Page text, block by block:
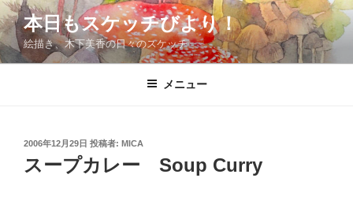
コ
ン
テ
ン
本日もスケッチびより！
絵描き、木下美香の日々のスケッチ
メニュー
投
稿
日:
2006年12月29日 投稿者: MICA
スープカレー Soup Curry